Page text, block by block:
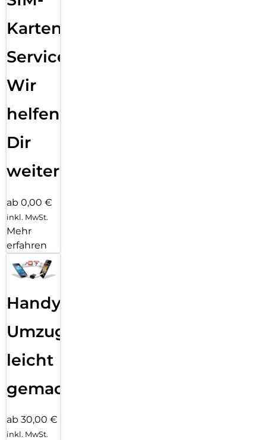
Karten
Service:
Wir
helfen
Dir
weiter
ab 0,00 €
inkl. MwSt.
Mehr
erfahren
Handy
Umzug
leicht
gemacht!
ab 30,00 €
inkl. MwSt.